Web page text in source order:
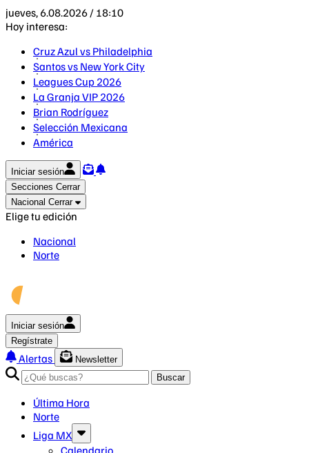
jueves, 6.08.2026 / 18:10
Hoy interesa:
Cruz Azul vs Philadelphia
Santos vs New York City
Leagues Cup 2026
La Granja VIP 2026
Brian Rodríguez
Selección Mexicana
América
Iniciar sesión
Secciones Cerrar
Nacional Cerrar
Elige tu edición
Nacional
Norte
Iniciar sesión
Regístrate
Alertas
Newsletter
Buscar
Última Hora
Norte
Liga MX
Calendario